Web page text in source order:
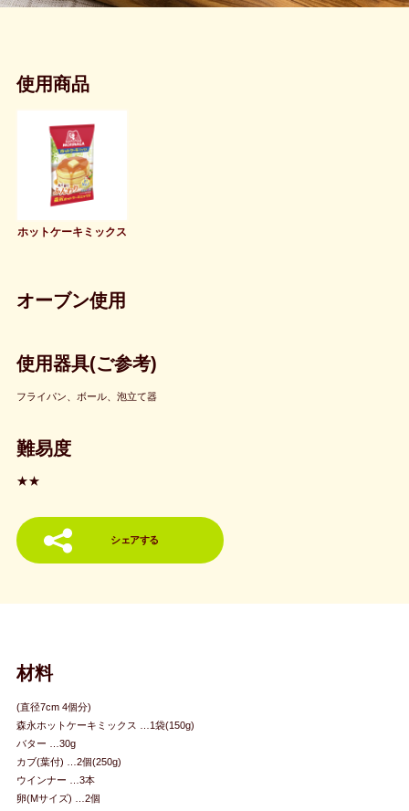
使用商品
ホットケーキミックス
オーブン使用
使用器具(ご参考)
フライパン、ボール、泡立て器
難易度
★★
シェアする
材料
(直径7cm 4個分)
森永ホットケーキミックス …1袋(150g)
バター …30g
カブ(葉付) …2個(250g)
ウインナー …3本
卵(Mサイズ) …2個